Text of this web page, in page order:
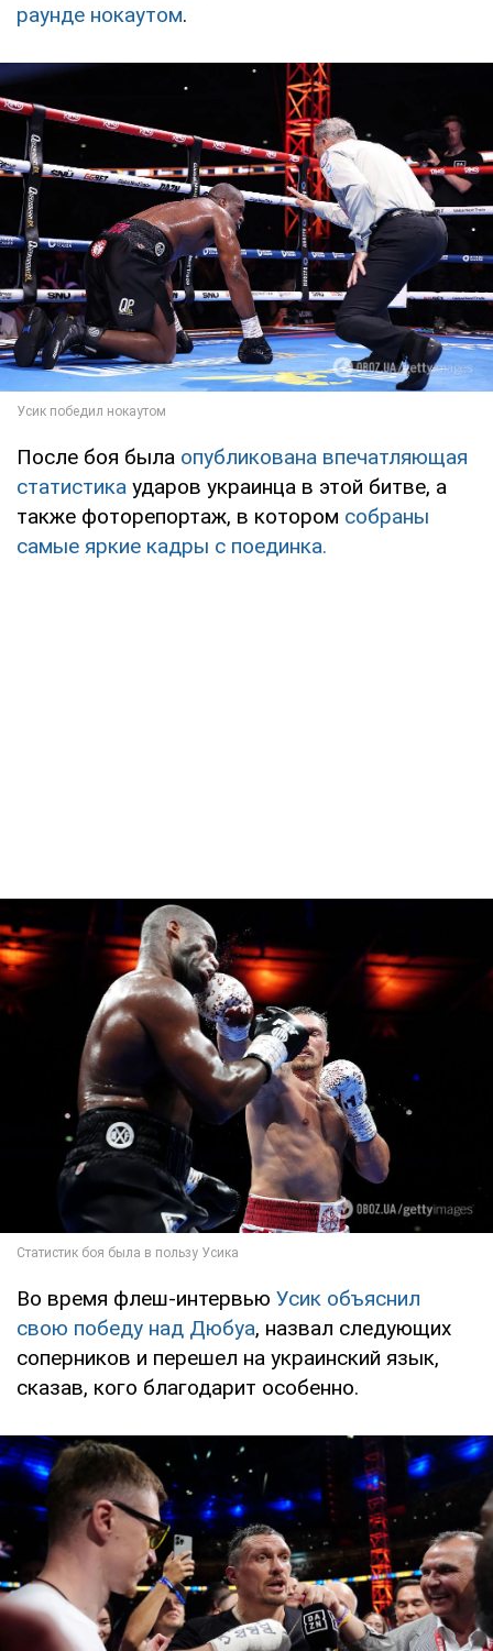
раунде нокаутом.
После боя была опубликована впечатляющая
статистика ударов украинца в этой битве, а
также фоторепортаж, в котором собраны
самые яркие кадры с поединка.
Во время флеш-интервью Усик объяснил
свою победу над Дюбуа, назвал следующих
соперников и перешел на украинский язык,
сказав, кого благодарит особенно.